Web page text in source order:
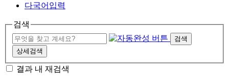
다국어입력
검색
검색
상세검색
결과 내 재검색